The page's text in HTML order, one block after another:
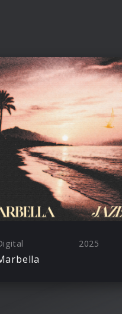
2025